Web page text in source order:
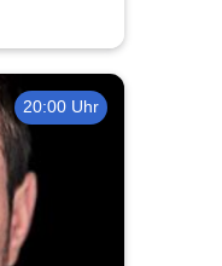
20:00 Uhr